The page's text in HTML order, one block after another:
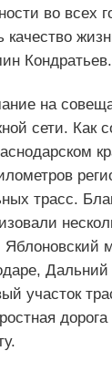
во всех
Кондратьев.
на
сети. Как
трасс.
Яблоновский
участок